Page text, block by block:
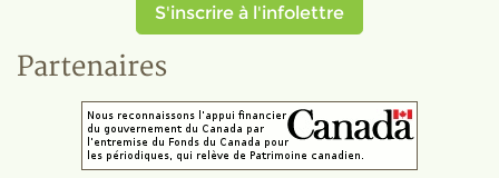
S'inscrire à l'infolettre
Partenaires